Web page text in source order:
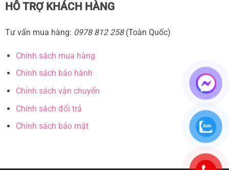
HỖ TRỢ KHÁCH HÀNG
Tư vấn mua hàng: 0978 812 258(Toàn Quốc)
Chính sách mua hàng
Chính sách bảo hành
Chính sách vận chuyển
Chính sách đổi trả
Chính sách bảo mật